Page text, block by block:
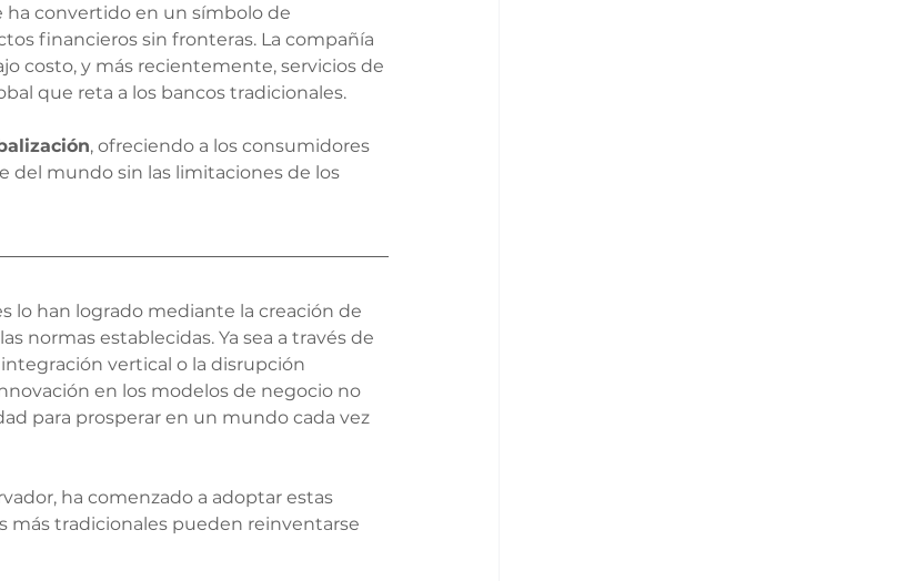
ha convertido en un símbolo de
financieros sin fronteras. La compañía
costo, y más recientemente, servicios de
que reta a los bancos tradicionales.
, ofreciendo a los consumidores
del mundo sin las limitaciones de los
lo han logrado mediante la creación de
normas establecidas. Ya sea a través de
vertical o la disrupción
en los modelos de negocio no
para prosperar en un mundo cada vez
ha comenzado a adoptar estas
más tradicionales pueden reinventarse